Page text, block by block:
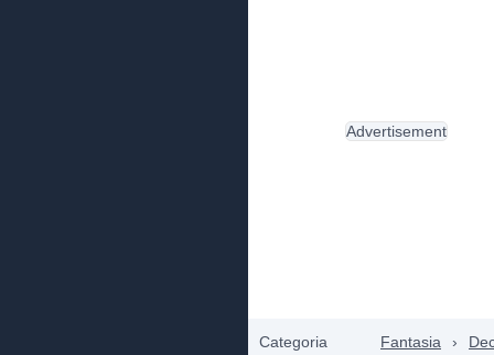
Categoria Fantasia ›
Advertisement